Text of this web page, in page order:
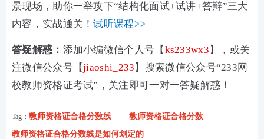
景现场，助你一举攻下“结构化面试+试讲+答辩”三大
内容，实战通关！试听课程>>
答疑解惑： 添加小编微信个人号【 ks233wx3 】，或关
注微信公众号【jiaoshi_233 】搜索微信公众号“233网
校教师资格证考试”，关注即可一对一答疑解惑！
Tag： 教师资格证合格分数线
教师资格证合格分数
教师资格证合格分数线是如何划定的